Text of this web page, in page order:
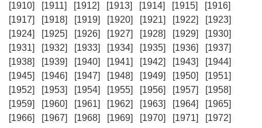
[1910]
[1911] [1912] [1913] [1914] [1915]
[1916]
[1917]
[1918] [1919] [1920] [1921] [1922]
[1923]
[1924]
[1925] [1926] [1927] [1928] [1929]
[1930]
[1931]
[1932] [1933] [1934] [1935] [1936]
[1937]
[1938]
[1939] [1940] [1941] [1942] [1943]
[1944]
[1945]
[1946] [1947] [1948] [1949] [1950]
[1951]
[1952]
[1953] [1954] [1955] [1956] [1957]
[1958]
[1959]
[1960] [1961] [1962] [1963] [1964]
[1965]
[1966]
[1967] [1968] [1969] [1970] [1971]
[1972]